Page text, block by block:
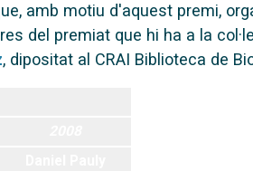
amb motiu d'aquest premi,
del premiat que hi ha a la
, dipositat al CRAI Biblioteca de